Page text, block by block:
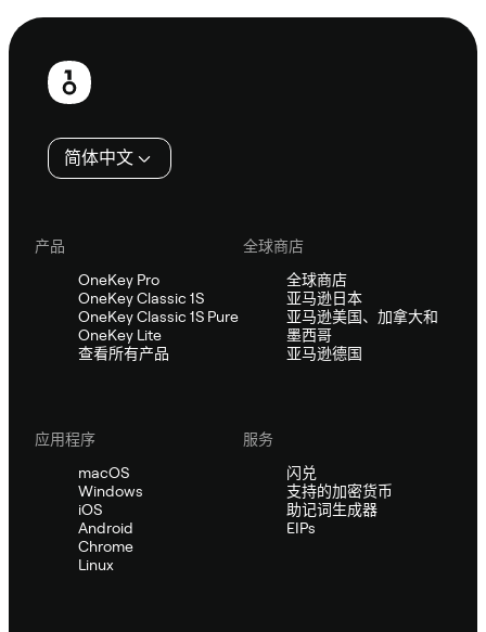
页
简体中文
产品
OneKey Pro
OneKey Classic 1S
OneKey Classic 1S Pure
OneKey Lite
查看所有产品
全球商店
全球商店
亚马逊日本
亚马逊美国、加拿大和
墨西哥
亚马逊德国
应用程序
macOS
Windows
iOS
Android
Chrome
Linux
服务
闪兑
支持的加密货币
助记词生成器
EIPs